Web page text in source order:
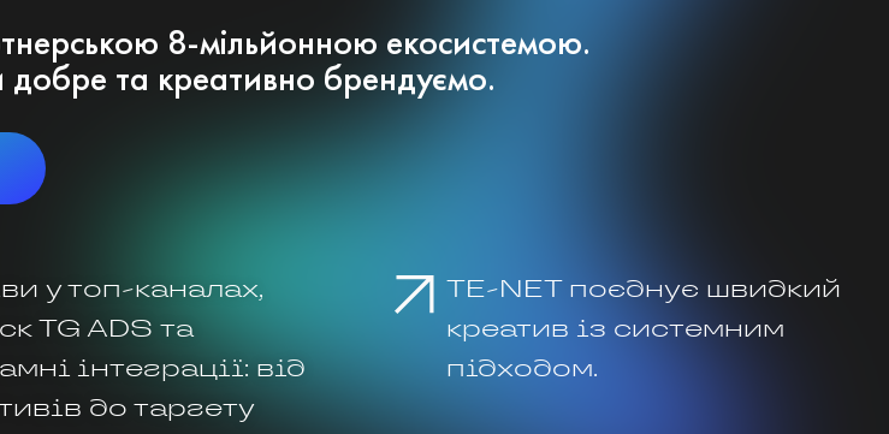
8-мільйонною екосистемою.
добре та креативно брендуємо.
у топ-каналах,
TG ADS та
інтеграції: від
до таргету
TE-NET поєднує швидкий
креатив із системним
підходом.